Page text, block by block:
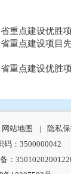
重点建设优胜
重点建设项目
重点建设优胜
网站地图 |
隐私
码：3500000042
：